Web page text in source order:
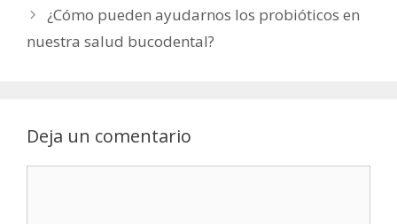
¿Cómo pueden ayudarnos los probióticos en
nuestra salud bucodental?
Deja un comentario